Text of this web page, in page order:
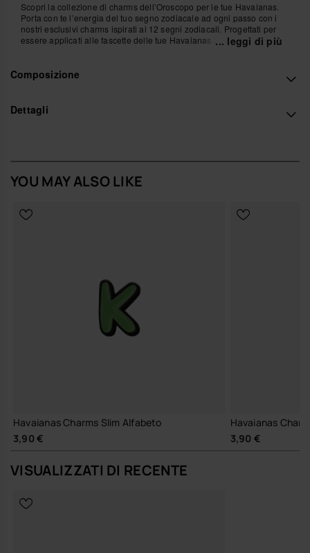
Scopri la collezione di charms dell’Oroscopo per le tue Havaianas.
Porta con te l’energia del tuo segno zodiacale ad ogni passo con i
nostri esclusivi charms ispirati ai 12 segni zodiacali. Progettati per
essere applicati alle fascette delle tue Havaianas Slim, questi piccoli
accessori aggiungono un tocco di stile e personalità al tuo look
*Quantità: 1 Charm.
Acquista online su www.havaianas-store.com, il negozio ufficiale
Havaianas in Italia, e porta il tuo stile a un livello superiore.
... leggi di più
Composizione
Dettagli
YOU MAY ALSO LIKE
Havaianas Charms Slim Alfabeto
3,90 €
Havaianas
3,90 €
VISUALIZZATI DI RECENTE